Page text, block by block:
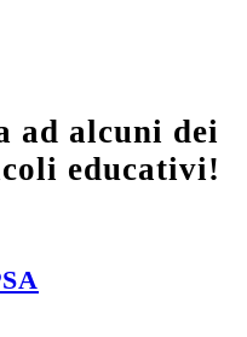
ad alcuni dei
educativi!